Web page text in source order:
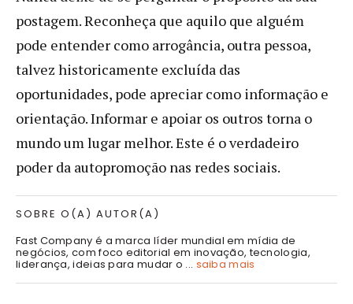
postagem. Reconheça que aquilo que alguém
pode entender como arrogância, outra pessoa,
talvez historicamente excluída das
oportunidades, pode apreciar como informação e
orientação. Informar e apoiar os outros torna o
mundo um lugar melhor. Este é o verdadeiro
poder da autopromoção nas redes sociais.
SOBRE O(A) AUTOR(A)
Fast Company é a marca líder mundial em mídia de
negócios, com foco editorial em inovação, tecnologia,
liderança, ideias para mudar o ... saiba mais